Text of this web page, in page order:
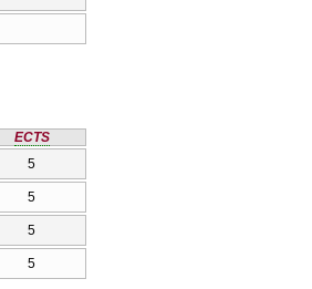
ECTS
5
5
5
5